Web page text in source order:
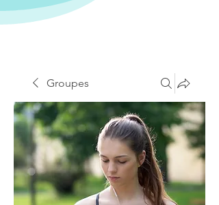
Groupes